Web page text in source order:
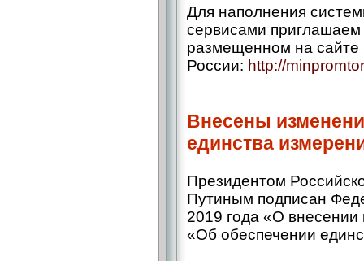
Для наполнения
сервисами приглашаем
размещенном на сайте
России: http://
Внесены
единства
Президентом
Путиным подписан
2019 года «О
«Об обеспечении